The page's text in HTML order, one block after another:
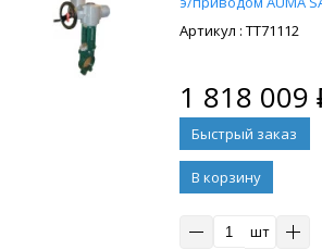
: ТТ71112
1 818 009
В корзину
шт